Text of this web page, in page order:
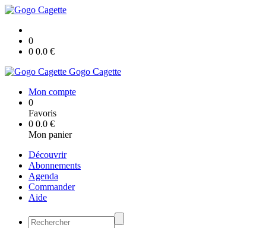
0
0 0.0 €
Gogo Cagette
Mon compte
0
Favoris
0 0.0 €
Mon panier
Découvrir
Abonnements
Agenda
Commander
Aide